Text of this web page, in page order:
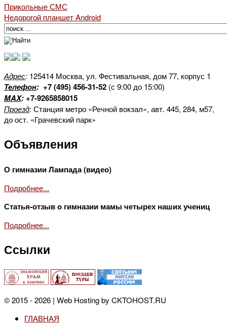
Прикольные СМС
Недорогой планшет Android
Адрес: 125414 Москва, ул. Фестивальная, дом 77, корпус 1
Телефон: +7 (495) 456-31-52 (с 9:00 до 15:00)
MAX:+7-9265858015
Проезд:Станция метро «Речной вокзал», авт. 445, 284, м57,
до ост. «Грачевский парк»
Объявления
О гимназии Лампада (видео)
Подробнее...
Статья-отзыв о гимназии мамы четырех наших учениц
Подробнее...
Ссылки
© 2015 - 2026 | Web Hosting by CKTOHOST.RU
ГЛАВНАЯ